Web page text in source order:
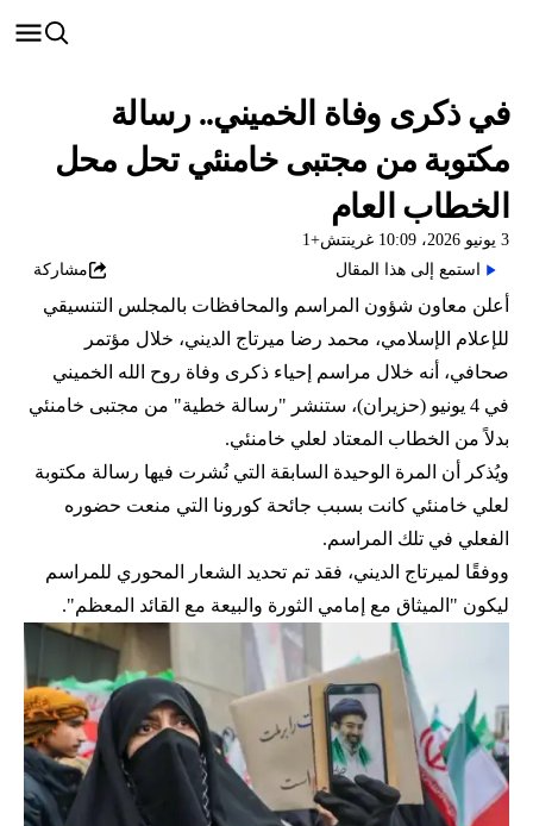
في ذكرى وفاة الخميني.. رسالة
مكتوبة من مجتبى خامنئي تحل محل
الخطاب العام
3 يونيو 2026، 10:09 غرينتش+1
استمع إلى هذا المقال
مشاركة
أعلن معاون شؤون المراسم والمحافظات بالمجلس التنسيقي
للإعلام الإسلامي، محمد رضا ميرتاج الديني، خلال مؤتمر
صحافي، أنه خلال مراسم إحياء ذكرى وفاة روح الله الخميني
في 4 يونيو (حزيران)، ستنشر "رسالة خطية" من مجتبى خامنئي
بدلاً من الخطاب المعتاد لعلي خامنئي.
ويُذكر أن المرة الوحيدة السابقة التي نُشرت فيها رسالة مكتوبة
لعلي خامنئي كانت بسبب جائحة كورونا التي منعت حضوره
الفعلي في تلك المراسم.
ووفقًا لميرتاج الديني، فقد تم تحديد الشعار المحوري للمراسم
ليكون "الميثاق مع إمامي الثورة والبيعة مع القائد المعظم".